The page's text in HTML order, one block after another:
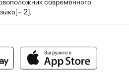
современного
2].